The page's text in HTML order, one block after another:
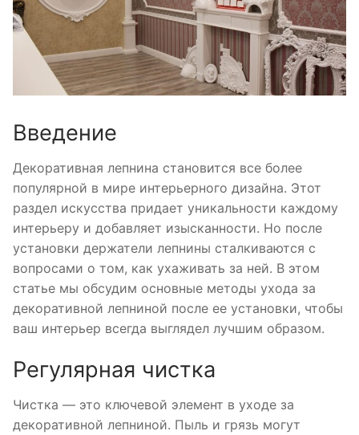
Введение
Декоративная лепнина становится все более
популярной в мире интерьерного дизайна. Этот
раздел искусства придает уникальности каждому
интерьеру и добавляет изысканности. Но после
установки держатели лепнины сталкиваются с
вопросами о том, как ухаживать за ней. В этом
статье мы обсудим основные методы ухода за
декоративной лепниной после ее установки, чтобы
ваш интерьер всегда выглядел лучшим образом.
Регулярная чистка
Чистка — это ключевой элемент в уходе за
декоративной лепниной. Пыль и грязь могут